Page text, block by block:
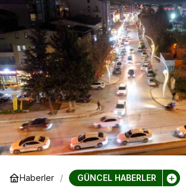
Haberler GÜNCEL HABERLER